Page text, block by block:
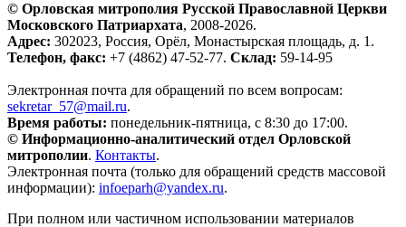
© Орловская митрополия Русской Православной Церкви
Московского Патриархата, 2008-2026.
Адрес: 302023, Россия, Орёл, Монастырская площадь, д. 1.
Телефон, факс: +7 (4862) 47-52-77. Склад: 59-14-95
Электронная почта для обращений по всем вопросам:
sekretar_57@mail.ru.
Время работы: понедельник-пятница, с 8:30 до 17:00.
© Информационно-аналитический отдел Орловской
митрополии. Контакты.
Электронная почта (только для обращений средств массовой
информации): infoeparh@yandex.ru.
При полном или частичном использовании материалов